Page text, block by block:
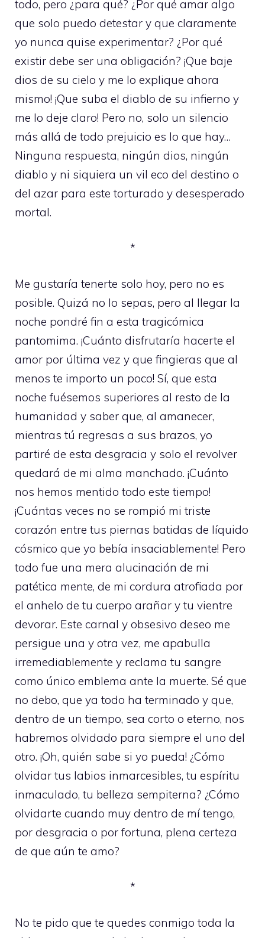
todo, pero ¿para qué? ¿Por qué amar algo
que solo puedo detestar y que claramente
yo nunca quise experimentar? ¿Por qué
existir debe ser una obligación? ¡Que baje
dios de su cielo y me lo explique ahora
mismo! ¡Que suba el diablo de su infierno y
me lo deje claro! Pero no, solo un silencio
más allá de todo prejuicio es lo que hay…
Ninguna respuesta, ningún dios, ningún
diablo y ni siquiera un vil eco del destino o
del azar para este torturado y desesperado
mortal.
*
Me gustaría tenerte solo hoy, pero no es
posible. Quizá no lo sepas, pero al llegar la
noche pondré fin a esta tragicómica
pantomima. ¡Cuánto disfrutaría hacerte el
amor por última vez y que fingieras que al
menos te importo un poco! Sí, que esta
noche fuésemos superiores al resto de la
humanidad y saber que, al amanecer,
mientras tú regresas a sus brazos, yo
partiré de esta desgracia y solo el revolver
quedará de mi alma manchado. ¡Cuánto
nos hemos mentido todo este tiempo!
¡Cuántas veces no se rompió mi triste
corazón entre tus piernas batidas de líquido
cósmico que yo bebía insaciablemente! Pero
todo fue una mera alucinación de mi
patética mente, de mi cordura atrofiada por
el anhelo de tu cuerpo arañar y tu vientre
devorar. Este carnal y obsesivo deseo me
persigue una y otra vez, me apabulla
irremediablemente y reclama tu sangre
como único emblema ante la muerte. Sé que
no debo, que ya todo ha terminado y que,
dentro de un tiempo, sea corto o eterno, nos
habremos olvidado para siempre el uno del
otro. ¡Oh, quién sabe si yo pueda! ¿Cómo
olvidar tus labios inmarcesibles, tu espíritu
inmaculado, tu belleza sempiterna? ¿Cómo
olvidarte cuando muy dentro de mí tengo,
por desgracia o por fortuna, plena certeza
de que aún te amo?
*
No te pido que te quedes conmigo toda la